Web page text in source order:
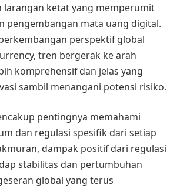
larangan ketat yang memperumit
pengembangan mata uang digital.
perspektif global
tren bergerak ke arah
komprehensif dan jelas yang
sambil menangani potensi risiko.
pentingnya memahami
dan regulasi spesifik dari setiap
dampak positif dari regulasi
stabilitas dan pertumbuhan
global yang terus